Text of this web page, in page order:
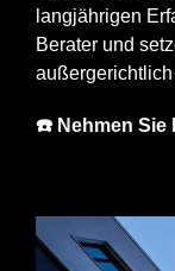
langjährigen
Berater und
☎️ Nehmen Sie